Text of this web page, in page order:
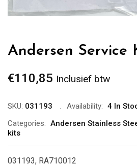
Andersen Service
€110,85 Inclusief btw
SKU: 031193 Availability: 4 In
Categories: Andersen Stainless
kits
031193, RA710012